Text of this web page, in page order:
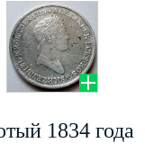
1834 года